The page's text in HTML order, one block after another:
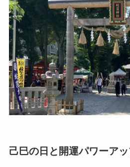
己巳の日と開運パワーア